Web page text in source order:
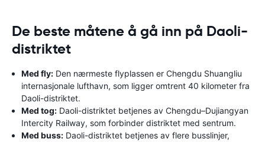
De beste måtene å gå inn på Daoli-
distriktet
Med fly: Den nærmeste flyplassen er Chengdu Shuangliu
internasjonale lufthavn, som ligger omtrent 40 kilometer fra
Daoli-distriktet.
Med tog: Daoli-distriktet betjenes av Chengdu–Dujiangyan
Intercity Railway, som forbinder distriktet med sentrum.
Med buss: Daoli-distriktet betjenes av flere busslinjer,